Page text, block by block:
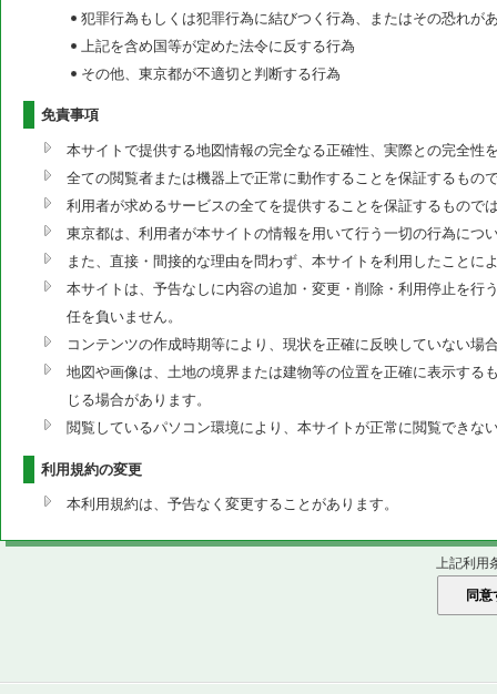
犯罪行為もしくは犯罪行為に結びつく行為、またはその恐れが
上記を含め国等が定めた法令に反する行為
その他、東京都が不適切と判断する行為
免責事項
本サイトで提供する地図情報の完全なる正確性、実際との完全性
全ての閲覧者または機器上で正常に動作することを保証するもの
利用者が求めるサービスの全てを提供することを保証するもので
東京都は、利用者が本サイトの情報を用いて行う一切の行為につ
また、直接・間接的な理由を問わず、本サイトを利用したこと
本サイトは、予告なしに内容の追加・変更・削除・利用停止を
任を負いません。
コンテンツの作成時期等により、現状を正確に反映していない場
地図や画像は、土地の境界または建物等の位置を正確に表示す
じる場合があります。
閲覧しているパソコン環境により、本サイトが正常に閲覧できな
利用規約の変更
本利用規約は、予告なく変更することがあります。
上記利用